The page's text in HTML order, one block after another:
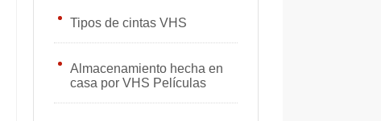
Tipos de cintas VHS
Almacenamiento hecha en
casa por VHS Películas